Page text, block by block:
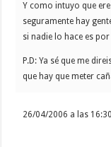
Y como intuyo que
seguramente hay
si nadie lo hace es
P.D: Ya sé que me
que hay que meter
26/04/2006 a las 16:30